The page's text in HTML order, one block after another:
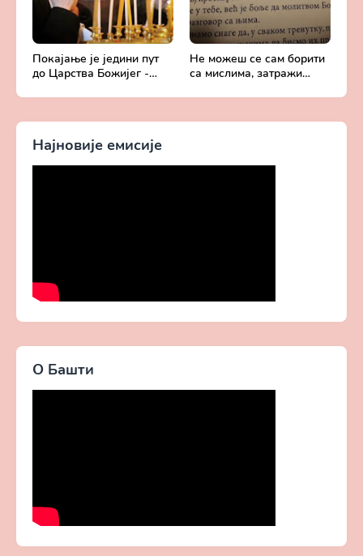
Покајање је једини пут
до Царства Божијег -
без Христа
Не можеш се сам борити
са мислима, затражи
Добротољубље за сваки
Најновије емисије
О Башти